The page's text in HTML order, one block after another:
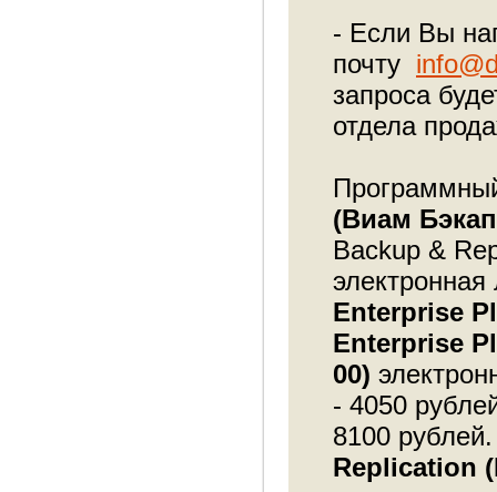
- Если Вы
почту
запроса
отдела
(Виам
Backup &
Enterprise
Enterprise
00)
- 4050
8100
Replication